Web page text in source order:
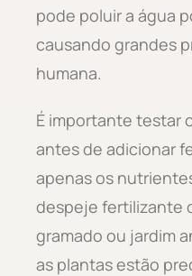
pode poluir a água
causando grandes
humana.
É importante testar
antes de adicionar
apenas os
despeje fertilizante
gramado ou jardim
as plantas estão